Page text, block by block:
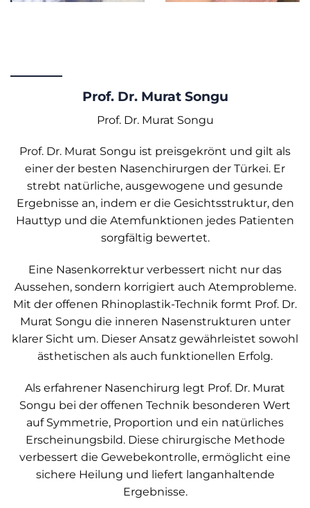
Prof. Dr. Murat Songu
Prof. Dr. Murat Songu
Prof. Dr. Murat Songu ist preisgekrönt und gilt als
einer der besten Nasenchirurgen der Türkei. Er
strebt natürliche, ausgewogene und gesunde
Ergebnisse an, indem er die Gesichtsstruktur, den
Hauttyp und die Atemfunktionen jedes Patienten
sorgfältig bewertet.
Eine Nasenkorrektur verbessert nicht nur das
Aussehen, sondern korrigiert auch Atemprobleme.
Mit der offenen Rhinoplastik-Technik formt Prof. Dr.
Murat Songu die inneren Nasenstrukturen unter
klarer Sicht um. Dieser Ansatz gewährleistet sowohl
ästhetischen als auch funktionellen Erfolg.
Als erfahrener Nasenchirurg legt Prof. Dr. Murat
Songu bei der offenen Technik besonderen Wert
auf Symmetrie, Proportion und ein natürliches
Erscheinungsbild. Diese chirurgische Methode
verbessert die Gewebekontrolle, ermöglicht eine
sichere Heilung und liefert langanhaltende
Ergebnisse.